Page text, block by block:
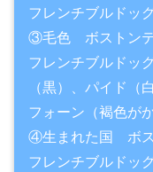
フレンチブルドッ
③毛色 ボストン
フレンチブルドッ
（黒）、パイド（
フォーン（褐色が
④生まれた国 ボ
フレンチブルドッ